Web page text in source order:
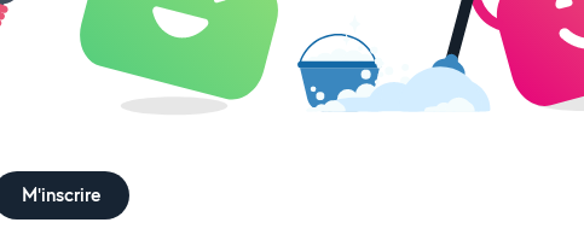
M'inscrire